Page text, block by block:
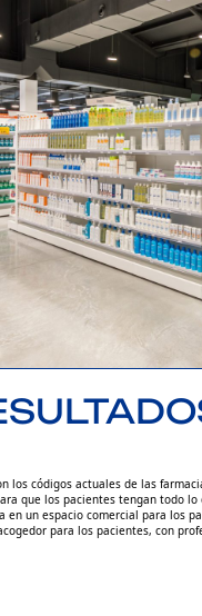
los códigos actuales de las
que los pacientes tengan todo
en un espacio comercial para los
para los pacientes, con